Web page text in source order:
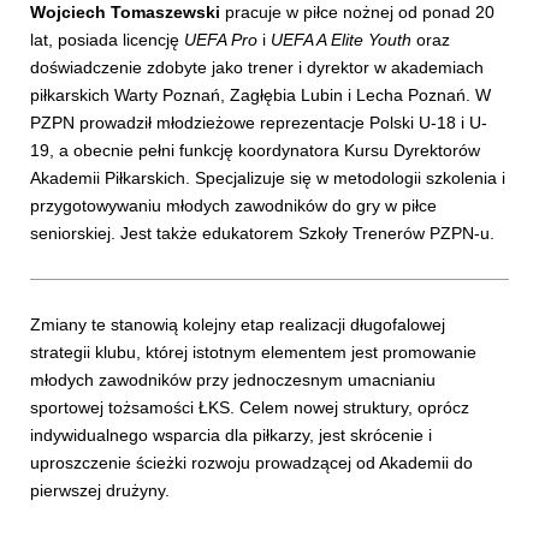
Wojciech Tomaszewski pracuje w piłce nożnej od ponad 20
lat, posiada licencję UEFA Pro i UEFA A Elite Youth oraz
doświadczenie zdobyte jako trener i dyrektor w akademiach
piłkarskich Warty Poznań, Zagłębia Lubin i Lecha Poznań. W
PZPN prowadził młodzieżowe reprezentacje Polski U-18 i U-
19, a obecnie pełni funkcję koordynatora Kursu Dyrektorów
Akademii Piłkarskich. Specjalizuje się w metodologii szkolenia i
przygotowywaniu młodych zawodników do gry w piłce
seniorskiej. Jest także edukatorem Szkoły Trenerów PZPN-u.
Zmiany te stanowią kolejny etap realizacji długofalowej
strategii klubu, której istotnym elementem jest promowanie
młodych zawodników przy jednoczesnym umacnianiu
sportowej tożsamości ŁKS. Celem nowej struktury, oprócz
indywidualnego wsparcia dla piłkarzy, jest skrócenie i
uproszczenie ścieżki rozwoju prowadzącej od Akademii do
pierwszej drużyny.